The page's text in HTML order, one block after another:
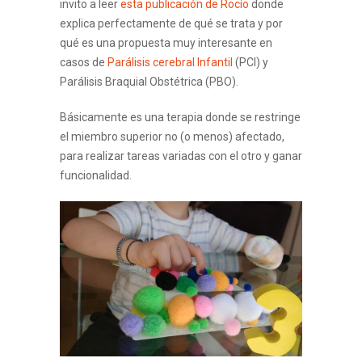
invito a leeresta publicación de Rocío donde
explica perfectamente de qué se trata y por
qué es una propuesta muy interesante en
casos de Parálisis cerebral Infantil (PCI) y
Parálisis Braquial Obstétrica (PBO).
Básicamente es una terapia donde se restringe
el miembro superior no (o menos) afectado,
para realizar tareas variadas con el otro y ganar
funcionalidad.